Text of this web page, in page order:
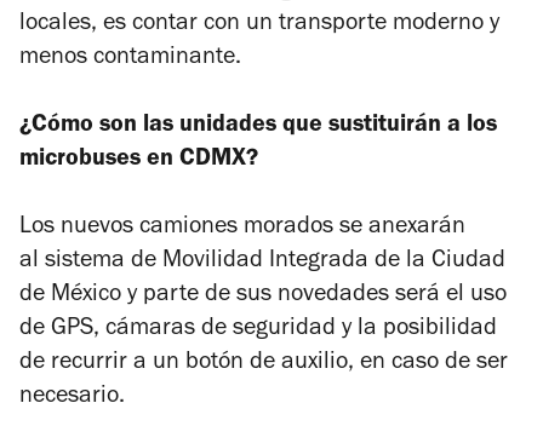
locales, es contar con un transporte moderno y
menos contaminante.
¿Cómo son las unidades que sustituirán a los
microbuses en CDMX?
Los nuevos camiones morados se anexarán
al sistema de Movilidad Integrada de la Ciudad
de México y parte de sus novedades será el uso
de GPS, cámaras de seguridad y la posibilidad
de recurrir a un botón de auxilio, en caso de ser
necesario.